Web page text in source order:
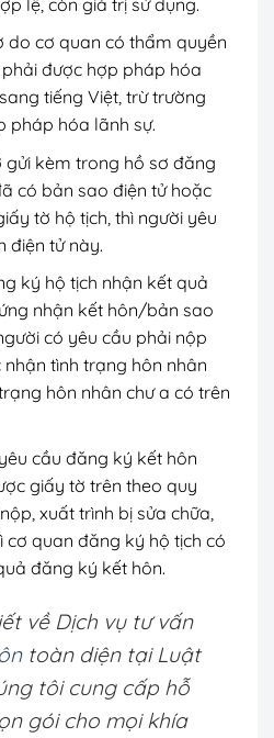
do cơ quan có thẩm quyền
được hợp pháp hóa
tiếng Việt, trừ trường
pháp hóa lãnh sự.
gửi kèm trong hồ sơ đăng
có bản sao điện tử hoặc
tờ hộ tịch, thì người yêu
điện tử này.
ký hộ tịch nhận kết quả
nhận kết hôn/bản sao
có yêu cầu phải nộp
nhận tình trạng hôn nhân
hôn nhân chư a có trên
cầu đăng ký kết hôn
giấy tờ trên theo quy
xuất trình bị sửa chữa,
cơ quan đăng ký hộ tịch có
đăng ký kết hôn.
về Dịch vụ tư vấn
toàn diện tại Luật
tôi cung cấp hỗ
gói cho mọi khía